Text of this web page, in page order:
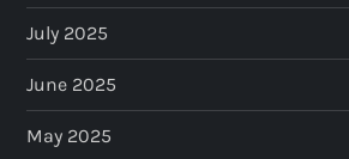
July 2025
June 2025
May 2025